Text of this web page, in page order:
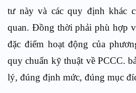
tư này và các quy định khác
quan. Đồng thời phải phù hợp
đặc điểm hoạt động của
quy chuẩn kỹ thuật về PCCC.
lý, đúng định mức, đúng mục